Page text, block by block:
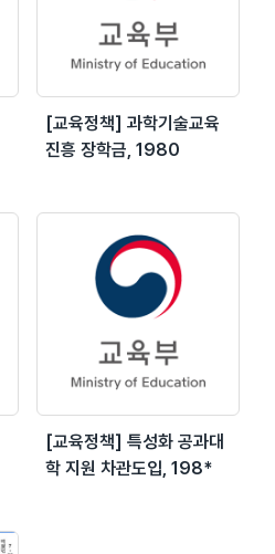
[교육정책] 과학기술교육
진흥 장학금, 1980
[교육정책] 특성화 공과대
학 지원 차관도입, 198*